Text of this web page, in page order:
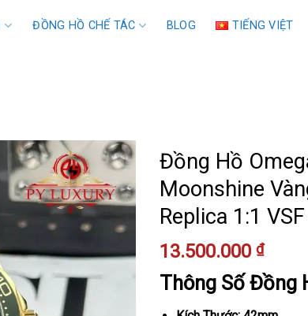
ĐỒNG HỒ CHẾ TÁC BLOG TIẾNG VIỆT
Đồng Hồ
Moonshine
Replica 1:1
13.500.000 ₫
Thông Số Đồng